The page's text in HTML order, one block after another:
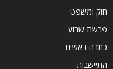
חוק ומשפט
פרשת שבוע
כתבה ראשית
התיישבות